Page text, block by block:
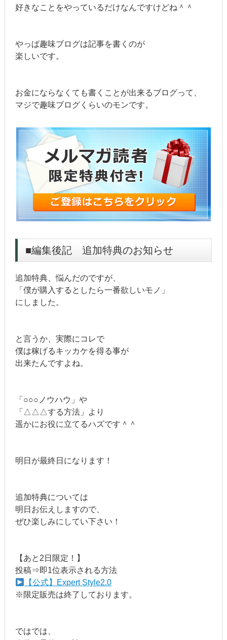
好きなことをやっているだけなんですけどね＾＾
やっぱ趣味ブログは記事を書くのが
楽しいです。
お金にならなくても書くことが出来るブログって、
マジで趣味ブログくらいのモンです。
■編集後記 追加特典のお知らせ
追加特典、悩んだのですが、
「僕が購入するとしたら一番欲しいモノ」
にしました。
と言うか、実際にコレで
僕は稼げるキッカケを得る事が
出来たんですよね。
「○○○ノウハウ」や
「△△△する方法」より
遥かにお役に立てるハズです＾＾
明日が最終日になります！
追加特典については
明日お伝えしますので、
ぜひ楽しみにしてい下さい！
【あと2日限定！】
投稿⇒即1位表示される方法
【公式】Expert Style2.0
※限定販売は終了しております。
ではでは、